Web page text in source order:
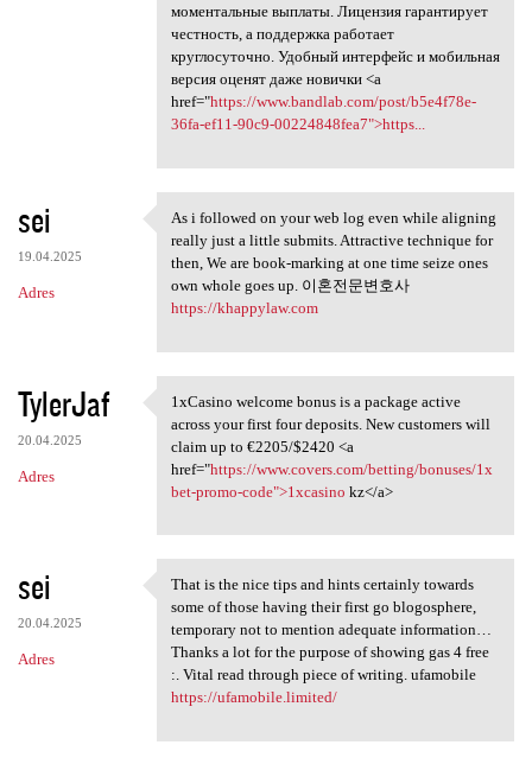
моментальные выплаты. Лицензия гарантирует
честность, а поддержка работает
круглосуточно. Удобный интерфейс и мобильная
версия оценят даже новички <a
href="https://www.bandlab.com/post/b5e4f78e-
36fa-ef11-90c9-00224848fea7">https...
sei
19.04.2025
Adres
As i followed on your web log
As i followed on your web log even while aligning
really just a little submits. Attractive technique for
then, We are book-marking at one time seize ones
own whole goes up. 이혼전문변호사
https://khappylaw.com
TylerJaf
20.04.2025
Adres
1xCasino welcome bonus is a
1xCasino welcome bonus is a package active
across your first four deposits. New customers will
claim up to €2205/$2420 <a
href="https://www.covers.com/betting/bonuses/1x
bet-promo-code">1xcasino kz</a>
sei
20.04.2025
Adres
That is the nice tips and
That is the nice tips and hints certainly towards
some of those having their first go blogosphere,
temporary not to mention adequate information…
Thanks a lot for the purpose of showing gas 4 free
:. Vital read through piece of writing. ufamobile
https://ufamobile.limited/